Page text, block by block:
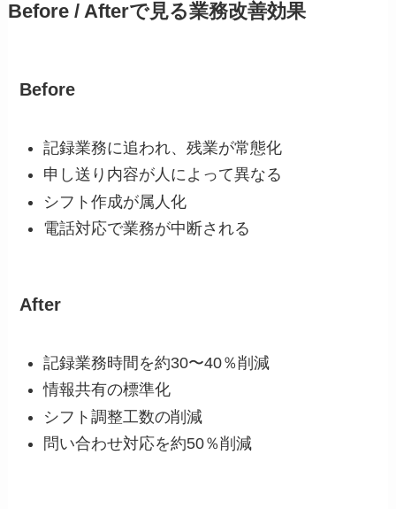
Before / Afterで見る業務改善効果
Before
記録業務に追われ、残業が常態化
申し送り内容が人によって異なる
シフト作成が属人化
電話対応で業務が中断される
After
記録業務時間を約30〜40％削減
情報共有の標準化
シフト調整工数の削減
問い合わせ対応を約50％削減